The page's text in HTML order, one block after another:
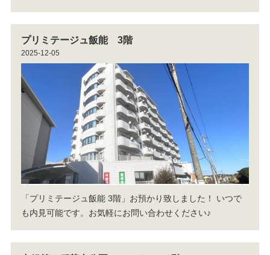
プリミテージュ飯能 3階
2025-12-05
「プリミテージュ飯能 3階」お預かり致しました！ いつで
も内見可能です。お気軽にお問い合わせください♪